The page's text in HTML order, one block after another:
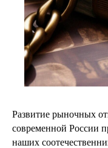
Развитие рыночных
современной России
наших